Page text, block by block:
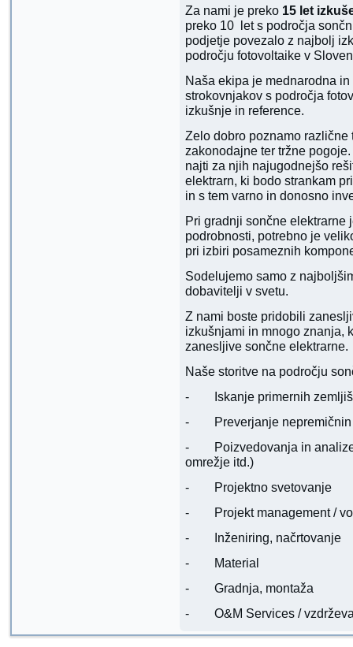
Za nami je preko 15 let
preko 10 let s področja
podjetje povezalo z najbolj
področju fotovoltaike v
Naša ekipa je mednarodna
strokovnjakov s področja
izkušnje in reference.
Zelo dobro poznamo
zakonodajne ter tržne
najti za njih najugodnejšo
elektrarn, ki bodo strankam
in s tem varno in donosno
Pri gradnji sončne elektrarne
podrobnosti, potrebno je
pri izbiri posameznih
Sodelujemo samo z
dobavitelji v svetu.
Z nami boste pridobili
izkušnjami in mnogo znanja,
zanesljive sončne elektrarne.
Naše storitve na področju
- Iskanje primernih
- Preverjanje nepremičnin
- Poizvedovanja in analize
omrežje itd.)
- Projektno svetovanje
- Projekt management /
- Inženiring, načrtovanje
- Material
- Gradnja, montaža
- O&M Services /